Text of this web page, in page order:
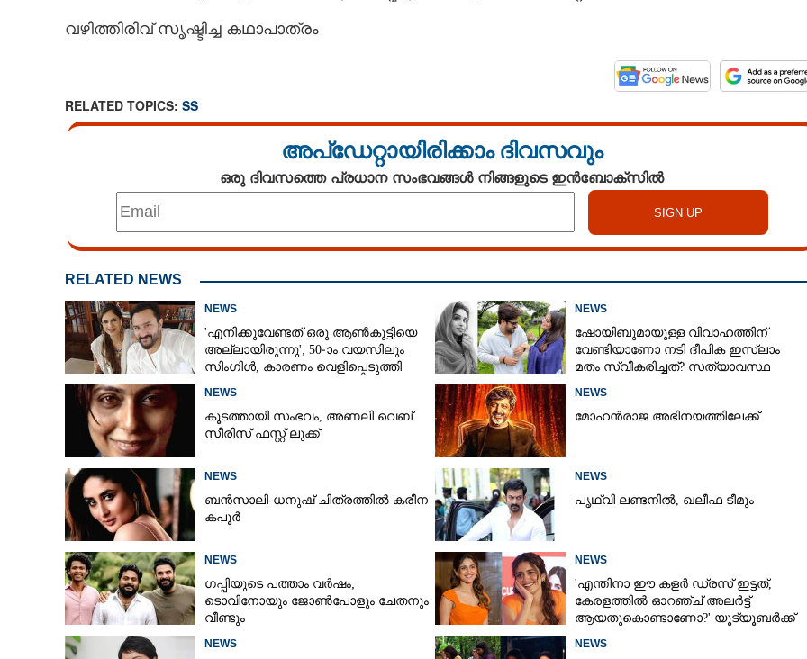
വഴിത്തിരിവ് സൃഷ്ടിച്ച കഥാപാത്രം
RELATED TOPICS: SS
അപ്ഡേറ്റായിരിക്കാം ദിവസവും
ഒരു ദിവസത്തെ പ്രധാന സംഭവങ്ങൾ നിങ്ങളുടെ ഇൻബോക്സിൽ
RELATED NEWS
NEWS
'എനിക്കുവേണ്ടത് ഒരു ആൺകുട്ടിയെ
അല്ലായിരുന്നു'; 50-ാം വയസിലും
സിംഗിൾ, കാരണം വെളിപ്പെടുത്തി
NEWS
ഷോയിബുമായുള്ള വിവാഹത്തിന്
വേണ്ടിയാണോ നടി ദീപിക ഇസ്ലാം
മതം സ്വീകരിച്ചത്? സത്യാവസ്ഥ
NEWS
കൂടത്തായി സംഭവം, അണലി വെബ്
സീരിസ് ഫസ്റ്റ് ലുക്ക്
NEWS
മോഹൻരാജ അഭിനയത്തിലേക്ക്
NEWS
ബൻസാലി-ധനുഷ് ചിത്രത്തിൽ കരീന
കപൂർ
NEWS
പൃഥ്വി ലണ്ടനിൽ, ഖലീഫ ടീമും
NEWS
ഗപ്പിയുടെ പത്താം വർഷം;​
ടൊവിനോയും ജോൺപോളും ചേതനും
വീണ്ടും
NEWS
'എന്തിനാ ഈ കളർ ഡ്രസ് ഇട്ടത്,
കേരളത്തിൽ ഓറഞ്ച് അല‌ർട്ട്
ആയതുകൊണ്ടാണോ?' യൂട്യൂബർക്ക്
NEWS NEWS
ജോർജ് കുട്ടി കരുതിയിരുന്നോ, ഗീത
പ്രഭാകർ വരുന്നുണ്ട്